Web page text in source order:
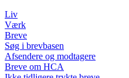
Liv
Værk
Breve
Søg i brevbasen
Afsendere og modtagere
Breve om HCA